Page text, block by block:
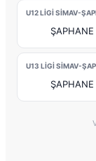
U12 LİGİ SİMAV-
ŞAPHANE
U13 LİGİ SİMAV-
ŞAPHANE